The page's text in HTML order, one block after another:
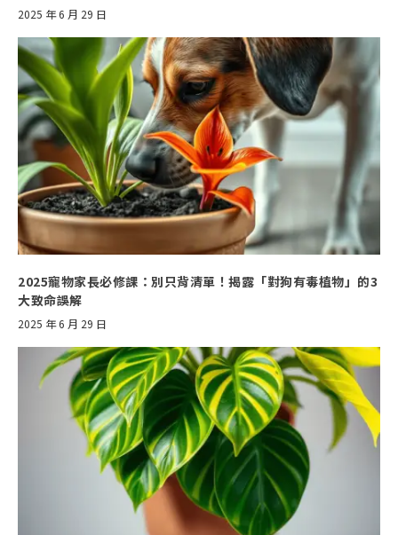
2025 年 6 月 29 日
2025寵物家長必修課：別只背清單！揭露「對狗有毒植物」的3
大致命誤解
2025 年 6 月 29 日